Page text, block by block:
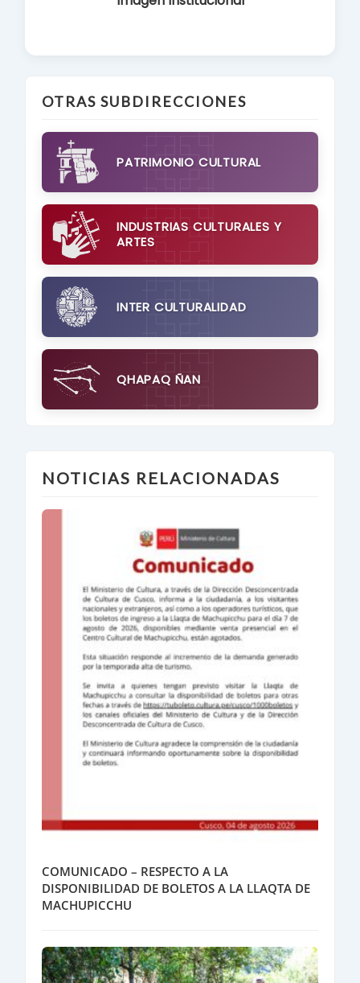
OTRAS SUBDIRECCIONES
PATRIMONIO CULTURAL
INDUSTRIAS CULTURALES Y
ARTES
INTER CULTURALIDAD
QHAPAQ ÑAN
NOTICIAS RELACIONADAS
COMUNICADO – RESPECTO A LA
DISPONIBILIDAD DE BOLETOS A LA LLAQTA DE
MACHUPICCHU